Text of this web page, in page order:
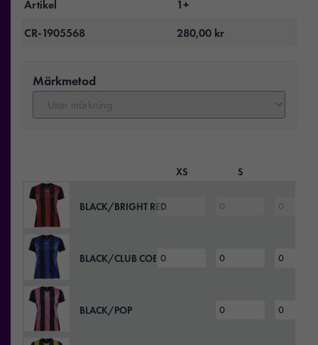
Artikel
1+
CR-1905568
280,00 kr
Märkmetod
XS S
BLACK/BRIGHT RED
BLACK/CLUB COBOLT
BLACK/POP